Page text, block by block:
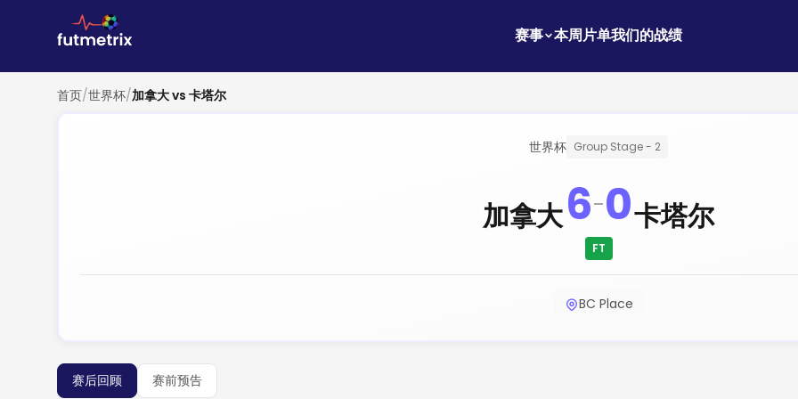
赛事 本周片单我们的战绩
首页/世界杯/加拿大 vs 卡塔尔
世界杯 Group Stage - 2
加拿大6-0
FT
卡塔尔
BC Place
赛后回顾 赛前预告